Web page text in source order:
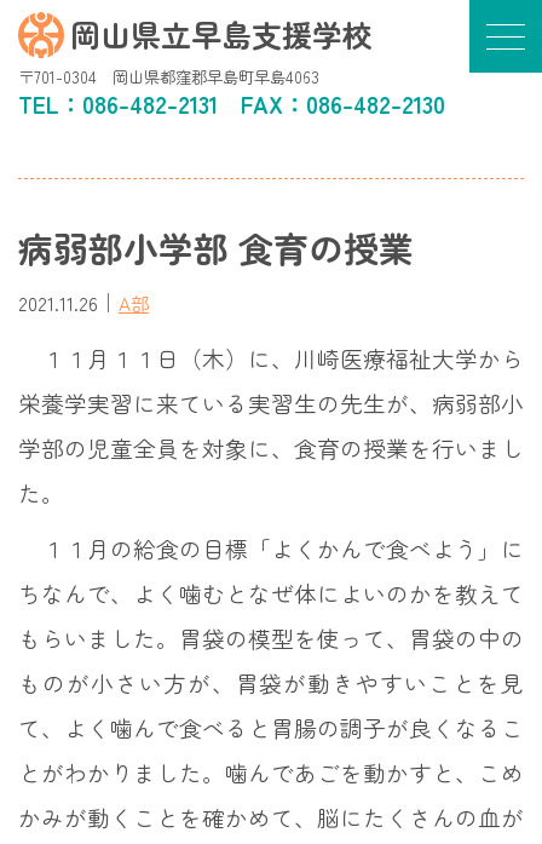
岡山県立早島支援学校
〒701-0304 岡山県都窪郡早島町早島4063
TEL： 086-482-2131 FAX：086-482-2130
病弱部小学部 食育の授業
2021.11.26 ｜ A部
１１月１１日（木）に、川崎医療福祉大学から
栄養学実習に来ている実習生の先生が、病弱部小
学部の児童全員を対象に、食育の授業を行いまし
た。
１１月の給食の目標「よくかんで食べよう」に
ちなんで、よく噛むとなぜ体によいのかを教えて
もらいました。胃袋の模型を使って、胃袋の中の
ものが小さい方が、胃袋が動きやすいことを見
て、よく噛んで食べると胃腸の調子が良くなるこ
とがわかりました。噛んであごを動かすと、こめ
かみが動くことを確かめて、脳にたくさんの血が